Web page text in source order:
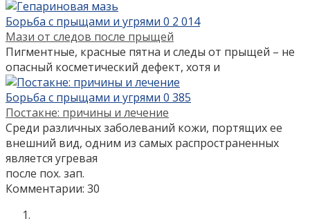
Борьба с прыщами и угрями 0 2 014
Мази от следов после прыщей
Пигментные, красные пятна и следы от прыщей – не
опасный косметический дефект, хотя и
Борьба с прыщами и угрями 0 385
Постакне: причины и лечение
Среди различных заболеваний кожи, портящих ее
внешний вид, одним из самых распространенных
является угревая
после пох. зап.
Комментарии: 30